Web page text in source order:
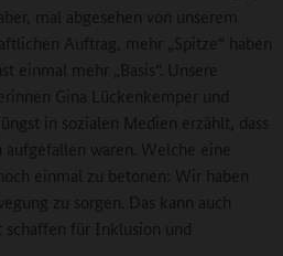
mal abgesehen von unserem
Auftrag, mehr „Spitze“ haben
einmal mehr „Basis“. Unsere
Gina Lückenkemper und
in sozialen Medien erzählt, dass
aufgefallen waren. Welche eine
einmal zu betonen: Wir haben
zu sorgen. Das kann auch
für Inklusion und